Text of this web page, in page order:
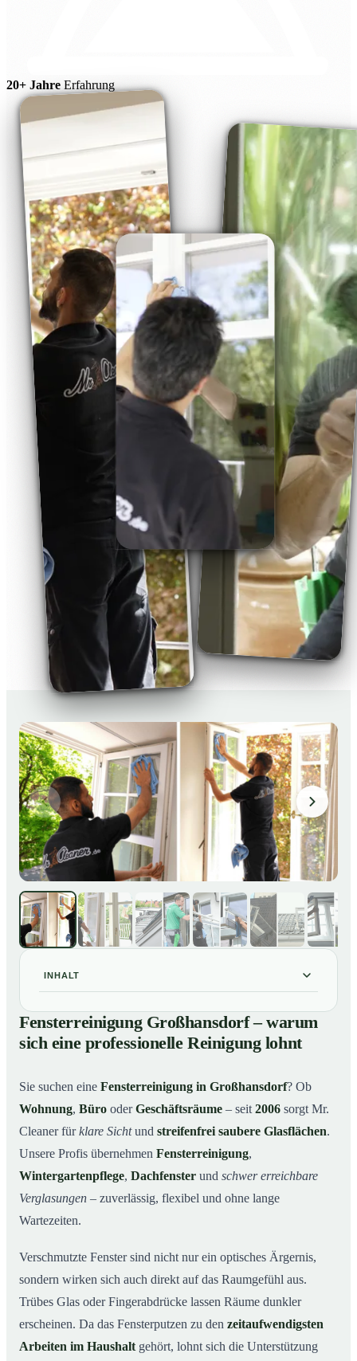
20+ Jahre Erfahrung
INHALT
Fensterreinigung Großhansdorf – warum sich eine
professionelle Reinigung lohnt
Unsere Leistungen im Überblick
03Warum Mr. Cleaner in Großhansdorf?
04So funktioniert’s
05Fensterreinigung in Großhansdorf und Umgebung
So arbeiten unsere Reinigungskräfte bei einer
Fensterreinigung in Großhansdorf
Fensterreinigung Großhansdorf – warum
sich eine professionelle Reinigung lohnt
Sie suchen eine Fensterreinigung in Großhansdorf? Ob
Wohnung, Büro oderGeschäftsräume – seit 2006 sorgt Mr.
Cleaner fürklare Sichtund streifenfrei saubere Glasflächen.
Unsere Profis übernehmen Fensterreinigung,
Wintergartenpflege, Dachfenster und schwer erreichbare
Verglasungen – zuverlässig, flexibel und ohne lange
Wartezeiten.
Verschmutzte Fenster sind nicht nur ein optisches Ärgernis,
sondern wirken sich auch direkt auf das Raumgefühl aus.
Trübes Glas oder Fingerabdrücke lassen Räume dunkler
erscheinen. Da das Fensterputzen zu den zeitaufwendigsten
Arbeiten im Haushalt gehört, lohnt sich die Unterstützung